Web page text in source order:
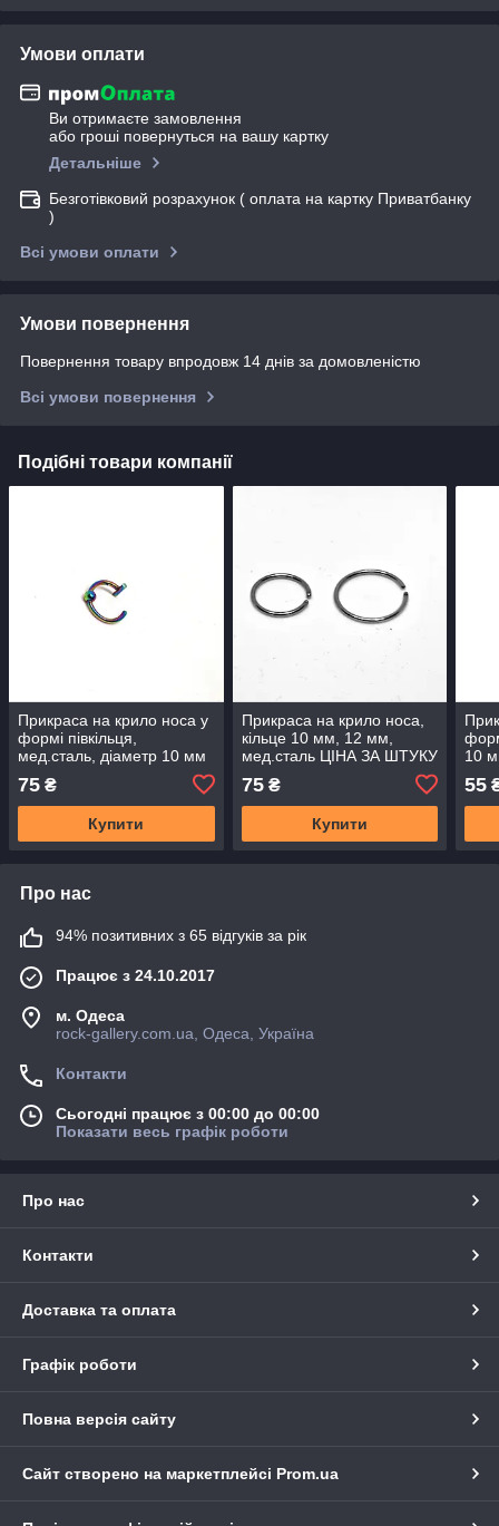
Умови оплати
Ви отримаєте замовлення
або гроші повернуться на вашу картку
Детальніше
Безготівковий розрахунок ( оплата на картку Приватбанку
)
Всі умови оплати
Умови повернення
Повернення товару впродовж 14 днів за домовленістю
Всі умови повернення
Подібні товари компанії
Прикраса на крило носа у
формі півкільця,
мед.сталь, діаметр 10 мм
75 ₴
Купити
Прикраса на крило носа,
кільце 10 мм, 12 мм,
мед.сталь ЦIНА ЗА ШТУКУ
75₴
Купити
10
55
Про нас
94% позитивних з 65 відгуків за рік
Працює з 24.10.2017
м. Одеса
rock-gallery.com.ua, Одеса, Україна
Контакти
Сьогодні працює з 00:00 до 00:00
Показати весь графік роботи
Про нас
Контакти
Доставка та оплата
Графік роботи
Повна версія сайту
Сайт створено на маркетплейсі Prom.ua